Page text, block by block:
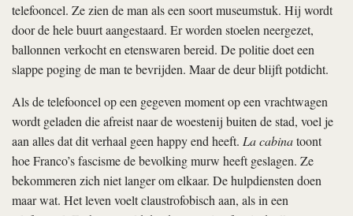
telefooncel. Ze zien de man als een soort museumstuk. Hij wordt
door de hele buurt aangestaard. Er worden stoelen neergezet,
ballonnen verkocht en etenswaren bereid. De politie doet een
slappe poging de man te bevrijden. Maar de deur blijft potdicht.
Als de telefooncel op een gegeven moment op een vrachtwagen
wordt geladen die afreist naar de woestenij buiten de stad, voel je
aan alles dat dit verhaal geen happy end heeft. La cabinatoont
hoe Franco’s fascisme de bevolking murw heeft geslagen. Ze
bekommeren zich niet langer om elkaar. De hulpdiensten doen
maar wat. Het leven voelt claustrofobisch aan, als in een